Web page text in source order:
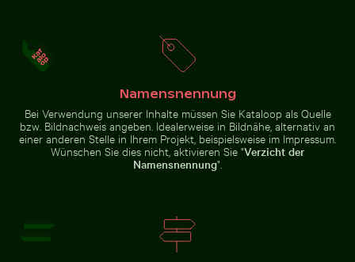
Mueang Strand
CN Tower zwischen
Wolkenkratzern und städtischer
Landschaft in Toronto
Mangrovenbaum im Yum Balam
Flora und Fauna Schutzgebiet
Helle orangefarbene Seestern am Sandstrand
Namensnennung
Bei Verwendung unserer Inhalte müssen Sie Kataloop als Quelle
bzw. Bildnachweis angeben. Idealerweise in Bildnähe, alternativ an
einer anderen Stelle in Ihrem Projekt, beispielsweise im Impressum.
Wünschen Sie dies nicht, aktivieren Sie "Verzicht der
Namensnennung".